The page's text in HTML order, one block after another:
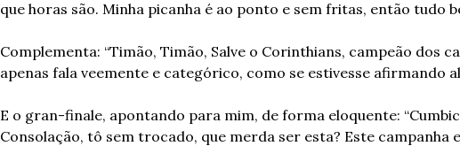
que horas são. Minha picanha é ao ponto e sem fritas, então tudo
Complementa: “Timão, Timão, Salve o Corinthians, campeão dos
apenas fala veemente e categórico, como se estivesse afirmando
E o gran-finale, apontando para mim, de forma eloquente:
Consolação, tô sem trocado, que merda ser esta? Este campanha